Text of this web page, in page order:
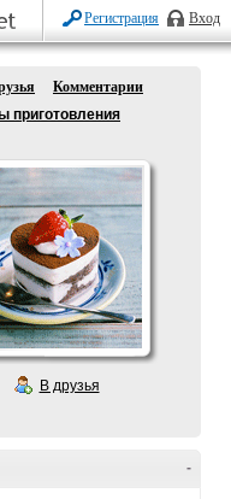
Регистрация Вход
Комментарии
приготовления
В друзья
-